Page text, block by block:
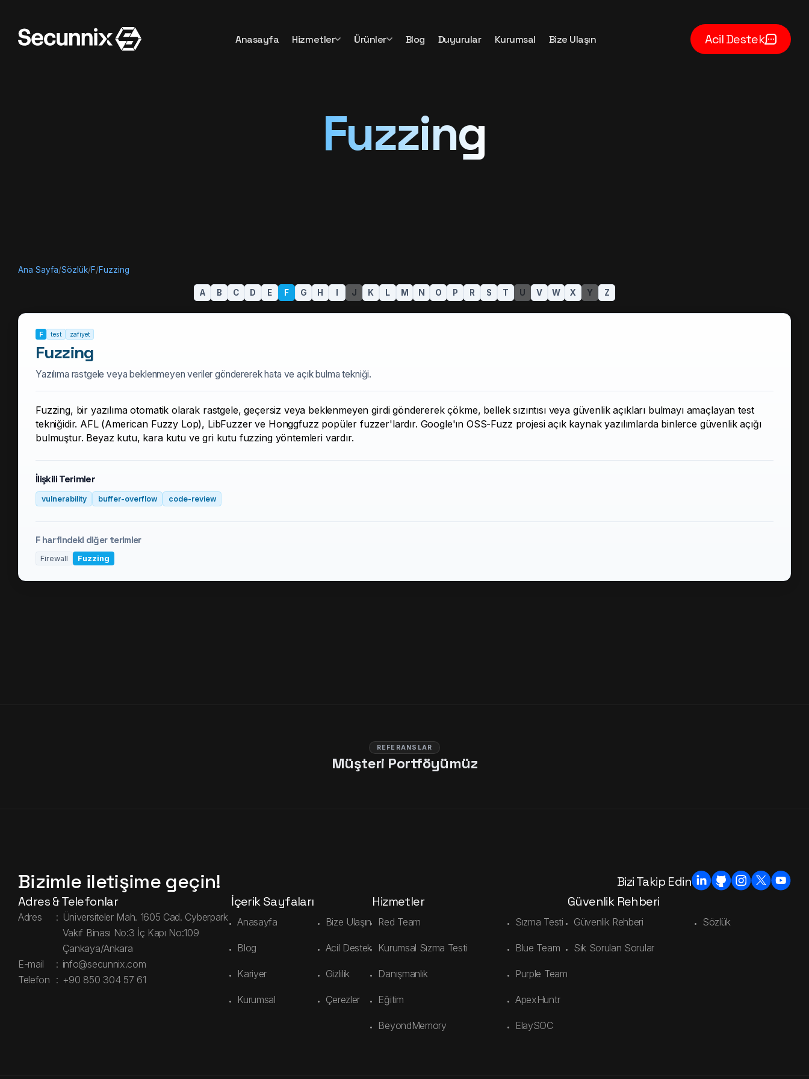
Anasayfa Hizmetler Ürünler Blog Duyurular Kurumsal Bize Ulaşın Acil Destek
Fuzzing
Ana Sayfa/Sözlük/F/Fuzzing
A B C D E F G H J K L M N O P R S T U V W X Y Z
F test zafiyet
Fuzzing
Yazılıma rastgele veya beklenmeyen veriler göndererek hata ve açık bulma tekniği.
Fuzzing, bir yazılıma otomatik olarak rastgele, geçersiz veya beklenmeyen girdi göndererek çökme, bellek sızıntısı veya güvenlik açıkları bulmayı amaçlayan test
tekniğidir. AFL (American Fuzzy Lop), LibFuzzer ve Honggfuzz popüler fuzzer'lardır. Google'ın OSS-Fuzz projesi açık kaynak yazılımlarda binlerce güvenlik açığı
bulmuştur. Beyaz kutu, kara kutu ve gri kutu fuzzing yöntemleri vardır.
İlişkili Terimler
vulnerability buffer-overflow code-review
Fharfindeki diğer terimler
Firewall Fuzzing
REFERANSLAR
Müşteri Portföyümüz
Bizimle iletişime geçin!
Bizi Takip Edin
Adres & Telefonlar
Adres : Üniversiteler Mah. 1605 Cad. Cyberpark
Vakıf Binası No:3 İç Kapı No:109
Çankaya/Ankara
E-mail
: info@secunnix.com
Telefon : +90 850 304 57 61
İçerik Sayfaları
Anasayfa Bize Ulaşın
Blog Acil Destek
Kariyer Gizlilik
Kurumsal Çerezler
Hizmetler
Red Team Sızma Testi
Kurumsal Sızma Testi Blue Team
Danışmanlık Purple Team
Eğitim ApexHuntr
BeyondMemory ElaySOC
Güvenlik Rehberi
Güvenlik Rehberi Sözlük
Sık Sorulan Sorular